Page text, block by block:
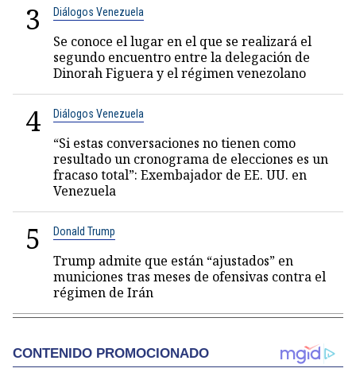
3 Diálogos Venezuela
Se conoce el lugar en el que se realizará el
segundo encuentro entre la delegación de
Dinorah Figuera y el régimen venezolano
4 Diálogos Venezuela
“Si estas conversaciones no tienen como
resultado un cronograma de elecciones es un
fracaso total”: Exembajador de EE. UU. en
Venezuela
5 Donald Trump
Trump admite que están “ajustados” en
municiones tras meses de ofensivas contra el
régimen de Irán